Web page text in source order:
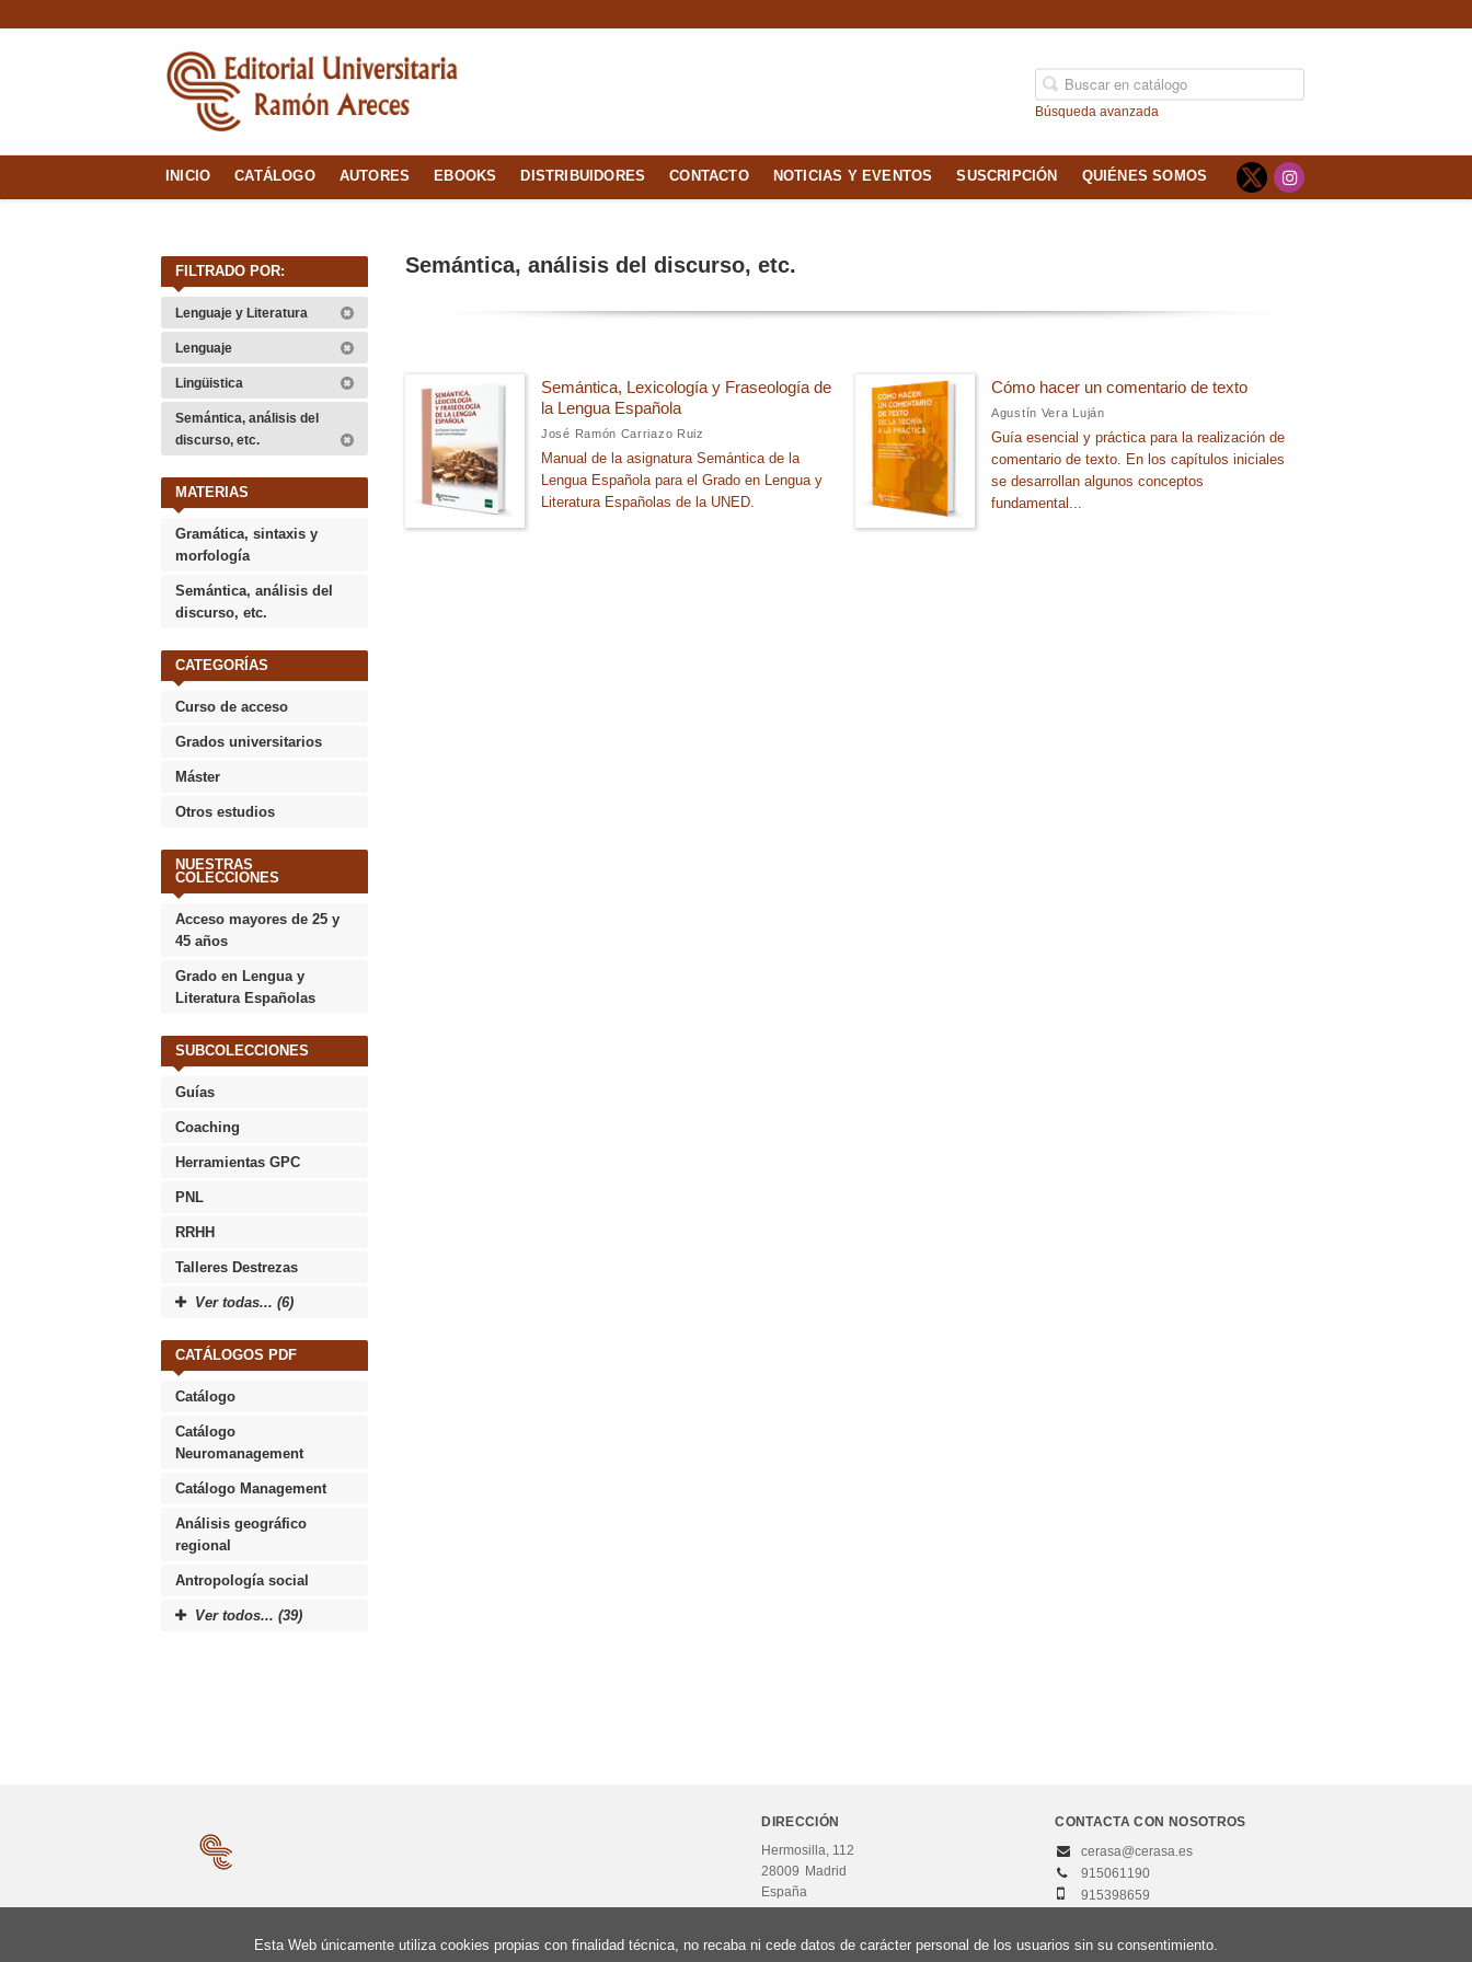
Búsqueda avanzada
INICIO CATÁLOGO AUTORES EBOOKS DISTRIBUIDORES CONTACTO NOTICIAS Y EVENTOS SUSCRIPCIÓN QUIÉNES SOMOS
FILTRADO POR:
Lenguaje y Literatura
Lenguaje
Lingüistica
Semántica, análisis del
discurso, etc.
MATERIAS
Gramática, sintaxis y
morfología
Semántica, análisis del
discurso, etc.
CATEGORÍAS
Curso de acceso
Grados universitarios
Máster
Otros estudios
NUESTRAS
COLECCIONES
Acceso mayores de 25 y
45 años
Grado en Lengua y
Literatura Españolas
SUBCOLECCIONES
Guías
Coaching
Herramientas GPC
PNL
RRHH
Talleres Destrezas
Ver todas... (6)
CATÁLOGOS PDF
Catálogo
Catálogo
Neuromanagement
Catálogo Management
Análisis geográfico
regional
Antropología social
Ver todos... (39)
Semántica, análisis del discurso, etc.
Semántica, Lexicología y Fraseología de
la Lengua Española
José Ramón Carriazo Ruiz
Manual de la asignatura Semántica de la
Lengua Española para el Grado en Lengua y
Literatura Españolas de la UNED.
Cómo hacer un comentario de texto
Agustín Vera Luján
Guía esencial y práctica para la realización de
comentario de texto. En los capítulos iniciales
se desarrollan algunos conceptos
fundamental...
DIRECCIÓN
Hermosilla, 112
28009 Madrid
España
CONTACTA CON NOSOTROS
cerasa@cerasa.es
915061190
915398659
Esta Web únicamente utiliza cookies propias con finalidad técnica, no recaba ni cede datos de carácter personal de los usuarios sin su consentimiento.